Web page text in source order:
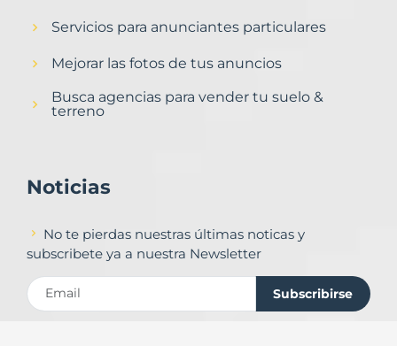
Servicios para anunciantes particulares
Mejorar las fotos de tus anuncios
Busca agencias para vender tu suelo &
terreno
Noticias
No te pierdas nuestras últimas noticas y
subscribete ya a nuestra Newsletter
Subscribirse